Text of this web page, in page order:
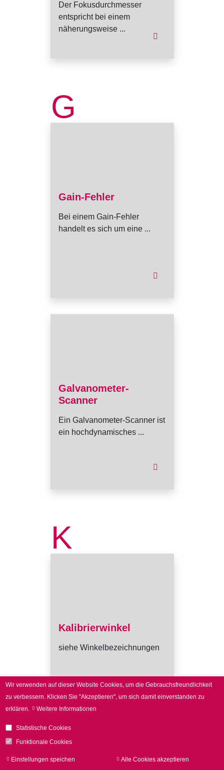
Der Fokusdurchmesser
entspricht bei einem
näherungsweise ...
G
Gain-Fehler
Bei einem Gain-Fehler
handelt es sich um eine ...
Galvanometer-
Scanner
Ein Galvanometer-Scanner ist
ein hochdynamisches ...
K
Kalibrierwinkel
siehe Winkelbezeichnungen
Wir verwenden auf dieser Website Cookies, um die Gebrauchsfreundlichkeit
zu verbessern. Klicken Sie "Akzeptieren", um sich damit einverstanden zu
erklären.
Weitere Informationen
Statistische Cookies
Funktionale Cookies
Einstellungen speichen Alle Cookies akzeptieren